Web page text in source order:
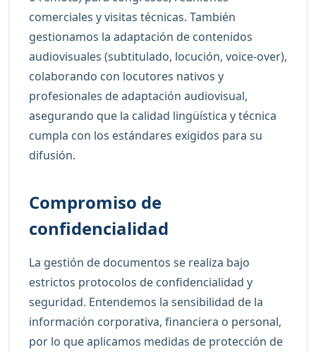
comerciales y visitas técnicas. También
gestionamos la adaptación de contenidos
audiovisuales (subtitulado, locución, voice-over),
colaborando con locutores nativos y
profesionales de adaptación audiovisual,
asegurando que la calidad lingüística y técnica
cumpla con los estándares exigidos para su
difusión.
Compromiso de
confidencialidad
La gestión de documentos se realiza bajo
estrictos protocolos de confidencialidad y
seguridad. Entendemos la sensibilidad de la
información corporativa, financiera o personal,
por lo que aplicamos medidas de protección de